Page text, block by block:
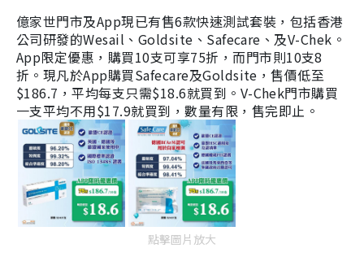
億家世門市及App現已有售6款快速測試套裝，包括香港
公司研發的Wesail、Goldsite、Safecare、及V-Chek。
App限定優惠，購買10支可享75折，而門市則10支8
折。現凡於App購買Safecare及Goldsite，售價低至
$186.7，平均每支只需$18.6就買到。V-Chek門市購買
一支平均不用$17.9就買到，數量有限，售完即止。
點擊圖片放大